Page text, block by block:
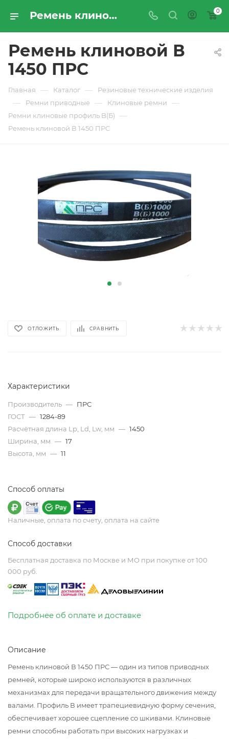
Ремень клиновой В 1450 ПРС - купить по цене производителя с доставкой по Москве и России | ПРОМРЕСУРССЕРВИС 0
Ремень клиновой В
1450 ПРС
Главная — Каталог — Резиновые технические изделия
— Ремни приводные — Клиновые ремни —
Ремни клиновые профиль B(Б) —
Ремень клиновой В 1450 ПРС
ОТЛОЖИТЬ СРАВНИТЬ
Характеристики
Производитель — ПРС
ГОСТ — 1284-89
Расчётная длина Lp, Ld, Lw, мм — 1450
Ширина, мм — 17
Высота, мм — 11
Способ оплаты
Наличные, оплата по счету, оплата на сайте
Способ доставки
Бесплатная доставка по Москве и МО при покупке от 100
000 руб.
Подробнее об оплате и доставке
Описание
Ремень клиновой В 1450 ПРС — один из типов приводных
ремней, которые широко используются в различных
механизмах для передачи вращательного движения между
валами. Профиль В имеет трапециевидную форму сечения,
обеспечивает хорошее сцепление со шкивами. Клиновые
ремни способны работать при высоких нагрузках и